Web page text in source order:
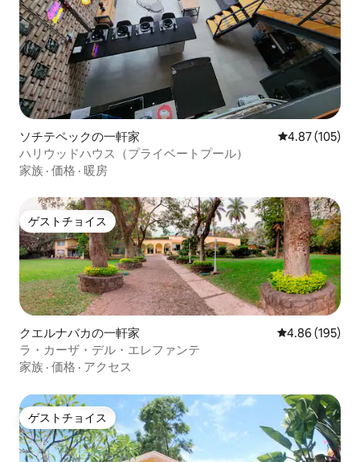
ソチテペックの一軒家 レビュー105
4.87 (105)
ハリウッドハウス（プライベートプール）
家族 · 価格 · 暖房
ゲストチョイス
ゲストチョイス
クエルナバカの一軒家 レビュー195
4.86 (195)
ラ・カーザ・デル・エレファンテ
家族 · 価格 · アクセス
ゲストチョイス
ゲストチョイス